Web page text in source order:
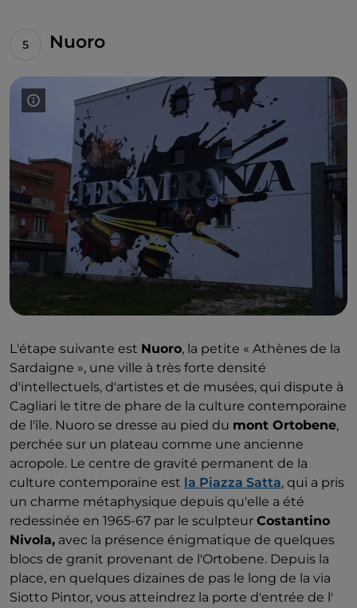
San Sperate.
À l'ouest d'Orgosolo,
C'est ici que naquit le grandsculpteur Costantino
Nivola
(1911-1988), qui s'établit aux États-Unis,
enseigna aux universités de Harvard et de Berkeley
et partagea son atelier avec Le Corbusier. En bordure
du village, vous pouvez visiter le
musée Nivola
qui
abrite la collection la plus riche et la plus
représentative de ses œuvres, mais le signe de
Nivola est également reconnaissable sur la façade de
l'église Nostra Signora d'Itria.Mario Delitala
(1887-
1990), peintre et surtout graveur de grande
renommée et talent, innovateur de l'art sarde, était
également originaire d'Orani. Ses xylographies et
autres gravures rassemblées dans lacollection
absolument.
Nuoro
L'étape suivante est Nuoro, la petite « Athènes de la
Sardaigne », une ville à très forte densité
d'intellectuels, d'artistes et de musées, qui dispute à
Cagliari le titre de phare de la culture contemporaine
de l'île. Nuoro se dresse au pied du mont Ortobene,
perchée sur un plateau comme une ancienne
acropole. Le centre de gravité permanent de la
culture contemporaine est la Piazza Satta, qui a pris
un charme métaphysique depuis qu'elle a été
redessinée en 1965-67 par le sculpteur Costantino
Nivola, avec la présence énigmatique de quelques
blocs de granit provenant de l'Ortobene. Depuis la
place, en quelques dizaines de pas le long de la via
Siotto Pintor, vous atteindrez la porte d'entrée de l'